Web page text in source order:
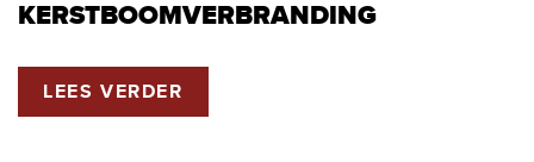
KERSTBOOMVERBRANDING
LEES VERDER